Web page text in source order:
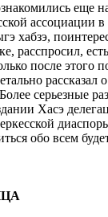
еще
ассоциации в
хабзэ,
расспросил,
после этого
рассказал
серьезные
Хасэ
обо всем